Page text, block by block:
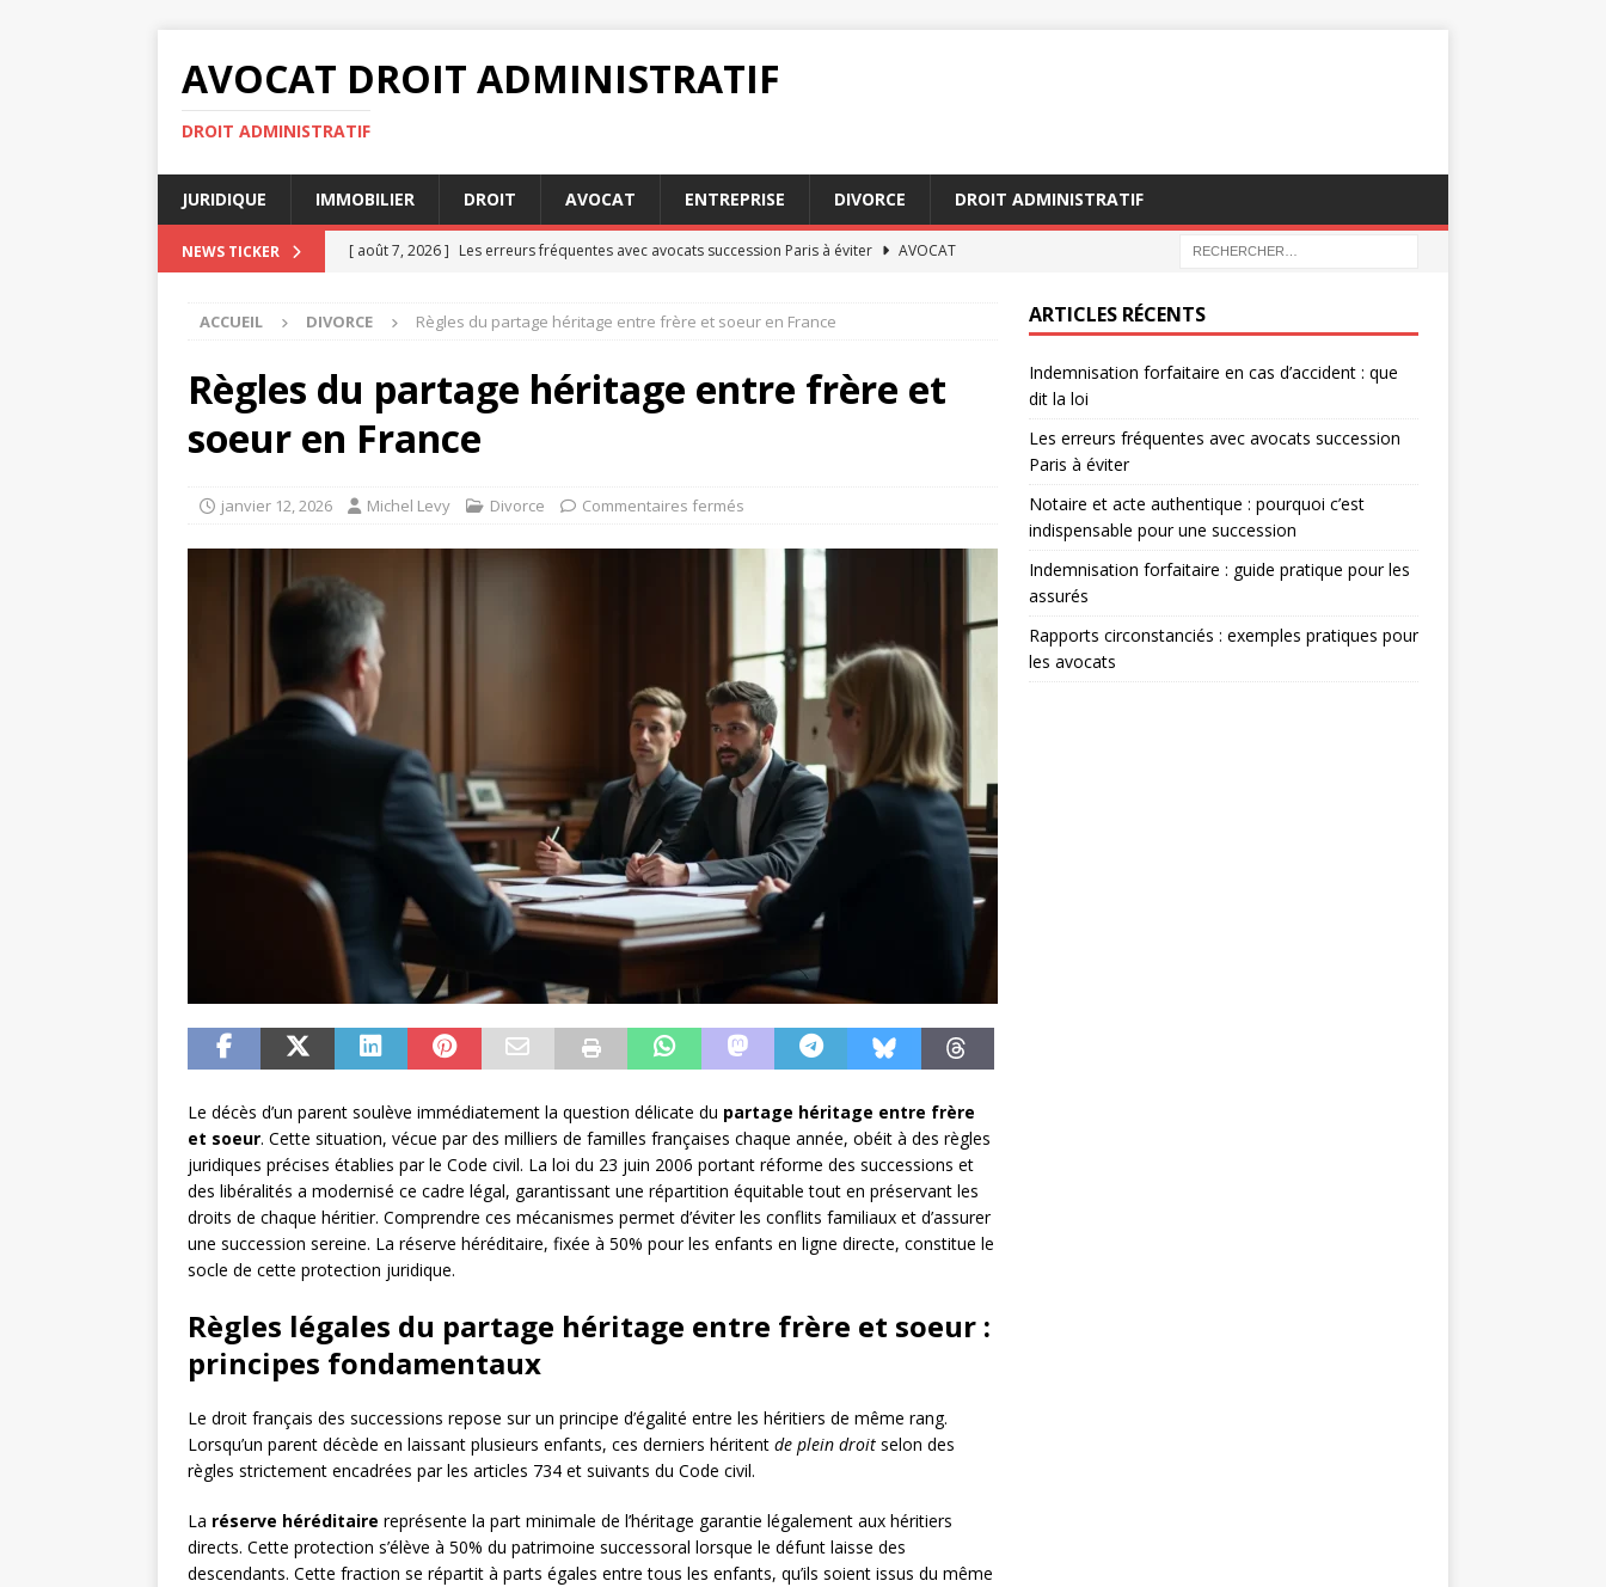
AVOCAT DROIT ADMINISTRATIF
DROIT ADMINISTRATIF
JURIDIQUE IMMOBILIER DROIT AVOCAT ENTREPRISE DIVORCE DROIT ADMINISTRATIF
NEWS TICKER [ août 7, 2026 ] Les erreurs fréquentes avec avocats succession Paris à éviter
AVOCAT
succession
JURIDIQUE
Indemnisation forfaitaire : guide pratique pour les assurés
[ juillet 31, 2026 ]
Rapports circonstanciés : exemples pratiques pour les avocats
[ août 7, 2026 ] Indemnisation forfaitaire en cas d’accident : que dit la loi
ACCUEIL DIVORCE Règles du partage héritage entre frère et soeur en France
Règles du partage héritage entre frère et
soeur en France
janvier 12, 2026 Michel Levy Divorce Commentaires fermés
Le décès d’un parent soulève immédiatement la question délicate du partage héritage entre frère
et soeur. Cette situation, vécue par des milliers de familles françaises chaque année, obéit à des règles
juridiques précises établies par le Code civil. La loi du 23 juin 2006 portant réforme des successions et
des libéralités a modernisé ce cadre légal, garantissant une répartition équitable tout en préservant les
droits de chaque héritier. Comprendre ces mécanismes permet d’éviter les conflits familiaux et d’assurer
une succession sereine. La réserve héréditaire, fixée à 50% pour les enfants en ligne directe, constitue le
socle de cette protection juridique.
Règles légales du partage héritage entre frère et soeur :
principes fondamentaux
Le droit français des successions repose sur un principe d’égalité entre les héritiers de même rang.
Lorsqu’un parent décède en laissant plusieurs enfants, ces derniers héritent de plein droit selon des
règles strictement encadrées par les articles 734 et suivants du Code civil.
La réserve héréditaire représente la part minimale de l’héritage garantie légalement aux héritiers
directs. Cette protection s’élève à 50% du patrimoine successoral lorsque le défunt laisse des
descendants. Cette fraction se répartit à parts égales entre tous les enfants, qu’ils soient issus du même
ARTICLES RÉCENTS
Indemnisation forfaitaire en cas d’accident : que
dit la loi
Les erreurs fréquentes avec avocats succession
Paris à éviter
Notaire et acte authentique : pourquoi c’est
indispensable pour une succession
Indemnisation forfaitaire : guide pratique pour les
assurés
Rapports circonstanciés : exemples pratiques pour
les avocats